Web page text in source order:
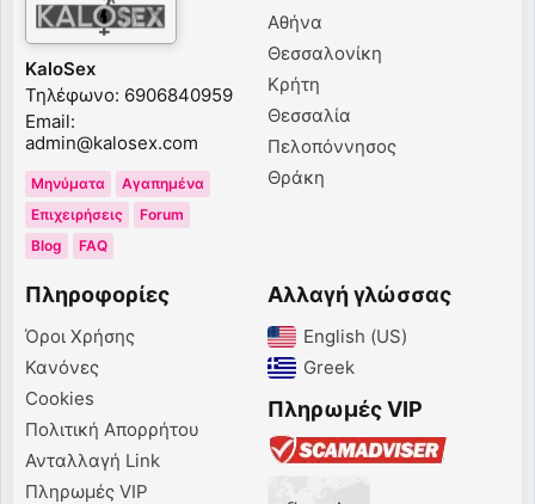
KaloSex
Τηλέφωνο: 6906840959
Email:
admin@kalosex.com
Μηνύματα
Αγαπημένα
Επιχειρήσεις
Forum
Blog
FAQ
Αθήνα
Θεσσαλονίκη
Κρήτη
Θεσσαλία
Πελοπόννησος
Θράκη
Πληροφορίες
Όροι Χρήσης
Κανόνες
Cookies
Πολιτική Απορρήτου
Ανταλλαγή Link
Πληρωμές VIP
Αλλαγή γλώσσας
English (US)‎
Greek‎
Πληρωμές VIP